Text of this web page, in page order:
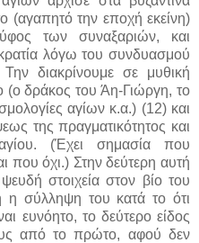
(αγαπητό την εποχή εκείνη)
των συναξαριών, και
λόγω του συνδυασμού
Την διακρίνουμε σε μυθική
(ο δράκος του Άη-Γιώργη, το
αγίων κ.α.) (12) και
της πραγματικότητος και
(Έχει σημασία που
που όχι.) Στην δεύτερη αυτή
στοιχεία στον βίο του
η σύλληψη του κατά το ότι
ευνόητο, το δεύτερο είδος
από το πρώτο, αφού δεν